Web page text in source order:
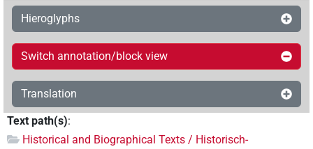
Hieroglyphs
Switch annotation/block view
Translation
Text path(s):
Historical and Biographical Texts / Historisch-